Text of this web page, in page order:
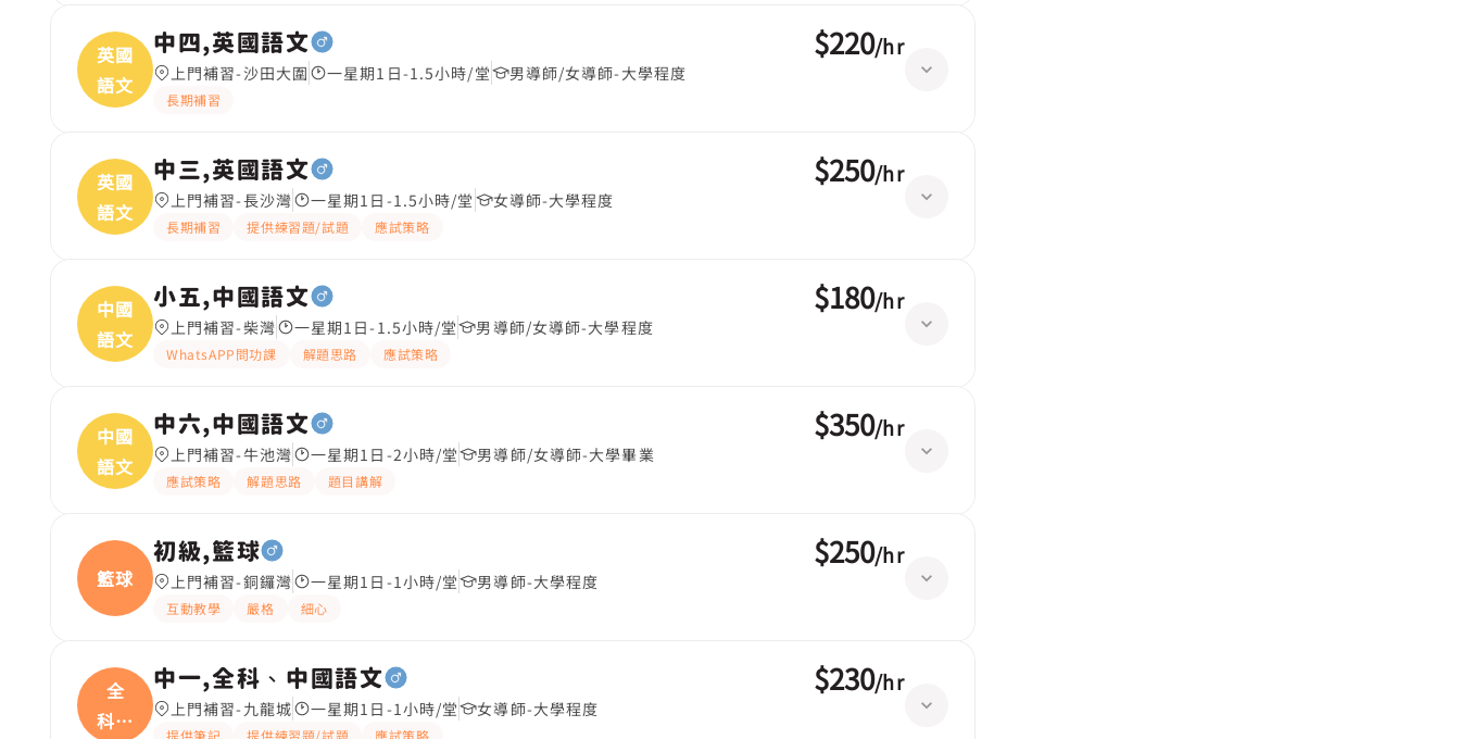
英國
語文
中四,英國語文
上門補習-沙田大圍 一星期1日-1.5小時/堂 男導師/女導師-大學程度
長期補習
$220/hr
英國
語文
中三,英國語文
上門補習-長沙灣 一星期1日-1.5小時/堂 女導師-大學程度
長期補習 提供練習題/試題 應試策略
$250/hr
中國
語文
小五,中國語文
上門補習-柴灣 一星期1日-1.5小時/堂 男導師/女導師-大學程度
WhatsAPP問功課 解題思路 應試策略
$180/hr
中國
語文
中六,中國語文
上門補習-牛池灣 一星期1日-2小時/堂 男導師/女導師-大學畢業
應試策略 解題思路 題目講解
$350/hr
籃球
初級,籃球
上門補習-銅鑼灣 一星期1日-1小時/堂 男導師-大學程度
互動教學 嚴格 細心
$250/hr
全
科、
中一,全科、中國語文
上門補習-九龍城 一星期1日-1小時/堂 女導師-大學程度
提供筆記 提供練習題/試題 應試策略
$230/hr